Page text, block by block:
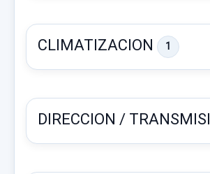
KIA CARNIVAL 2.9 CRDI VGT
CLIMATIZACION 1
DIRECCION /